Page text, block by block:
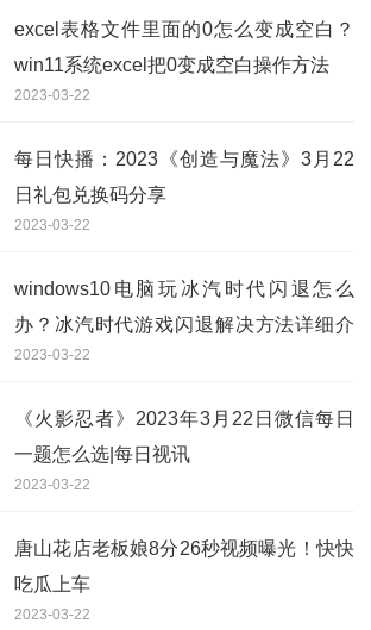
excel表格文件里面的0怎么变成空白？
win11系统excel把0变成空白操作方法
2023-03-22
每日快播：2023《创造与魔法》3月22
日礼包兑换码分享
2023-03-22
windows10电脑玩冰汽时代闪退怎么
办？冰汽时代游戏闪退解决方法详细介
绍
2023-03-22
《火影忍者》2023年3月22日微信每日
一题怎么选|每日视讯
2023-03-22
唐山花店老板娘8分26秒视频曝光！快快
吃瓜上车
2023-03-22